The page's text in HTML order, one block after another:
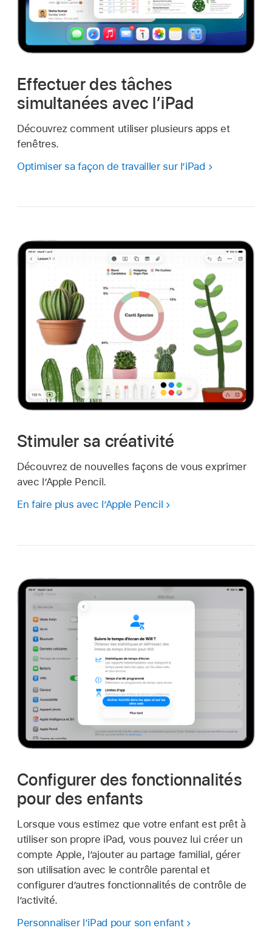
Effectuer des tâches
simultanées avec l’iPad
Découvrez comment utiliser plusieurs apps et
fenêtres.
Optimiser sa façon de travailler sur l’iPad
Stimuler sa créativité
Découvrez de nouvelles façons de vous exprimer
avec l’Apple Pencil.
En faire plus avec l’Apple Pencil
Configurer des fonctionnalités
pour des enfants
Lorsque vous estimez que votre enfant est prêt à
utiliser son propre iPad, vous pouvez lui créer un
compte Apple, l’ajouter au partage familial, gérer
son utilisation avec le contrôle parental et
configurer d’autres fonctionnalités de contrôle de
l’activité.
Personnaliser l’iPad pour son enfant